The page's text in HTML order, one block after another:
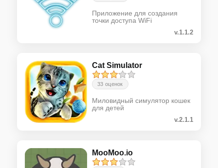
Приложение для создания
точки доступа WiFi
v.1.1.2
Cat Simulator
33 оценок
Миловидный симулятор кошек
для детей
v.2.1.1
MooMoo.io